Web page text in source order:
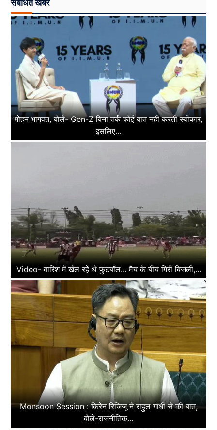
संबंधित खबरें
मोहन भागवत, बोले- Gen-Z बिना तर्क कोई बात नहीं करती स्वीकार,
इसलिए...
Video- बारिश में खेल रहे थे फुटबॉल... मैच के बीच गिरी बिजली,...
Monsoon Session : किरेन रिजिजू ने राहुल गांधी से की बात,
बोले-राजनीतिक...